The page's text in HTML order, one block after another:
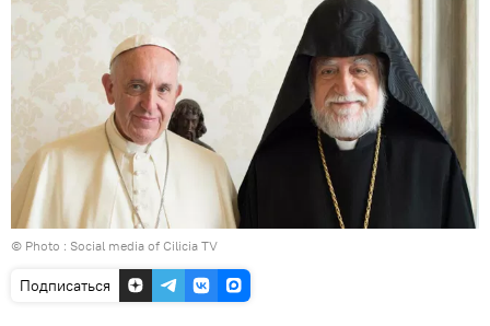
© Photo : Social media of Cilicia TV
Подписаться